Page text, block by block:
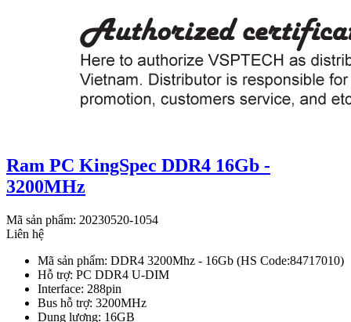
Ram PC KingSpec DDR4 16Gb -
3200MHz
Mã sản phẩm: 20230520-1054
Liên hệ
Mã sản phẩm: DDR4 3200Mhz - 16Gb (HS Code:84717010)
Hỗ trợ: PC DDR4 U-DIM
Interface: 288pin
Bus hỗ trợ: 3200MHz
Dung lượng: 16GB